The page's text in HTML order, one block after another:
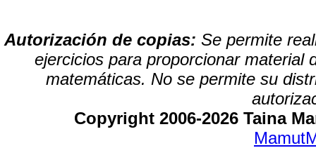
Autorización de copias: Se permite
ejercicios para proporcionar material
matemáticas. No se permite su
Copyright 2006-2026 Taina